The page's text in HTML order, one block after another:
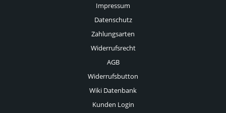
Impressum
Datenschutz
Zahlungsarten
Widerrufsrecht
AGB
Widerrufsbutton
Wiki Datenbank
Kunden Login